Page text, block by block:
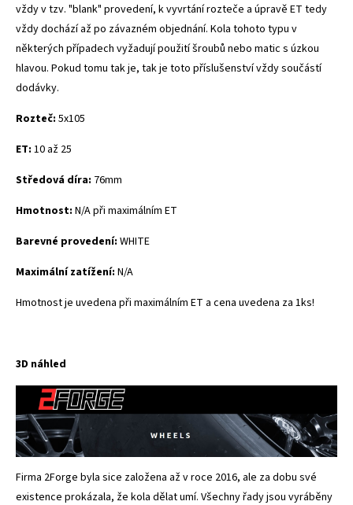
vždy v tzv. "blank" provedení, k vyvrtání rozteče a úpravě ET tedy
vždy dochází až po závazném objednání. Kola tohoto typu v
některých případech vyžadují použití šroubů nebo matic s úzkou
hlavou. Pokud tomu tak je, tak je toto příslušenství vždy součástí
dodávky.
Rozteč: 5x105
ET: 10 až 25
Středová díra: 76mm
Hmotnost: N/A při maximálním ET
Barevné provedení: WHITE
Maximální zatížení: N/A
Hmotnost je uvedena při maximálním ET a cena uvedena za 1ks!
3D náhled
Firma 2Forge byla sice založena až v roce 2016, ale za dobu své
existence prokázala, že kola dělat umí. Všechny řady jsou vyráběny